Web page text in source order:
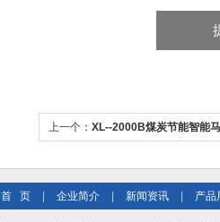
上一个： XL--2000B煤炭节能智能
首 页 企业简介 新闻资讯 产品